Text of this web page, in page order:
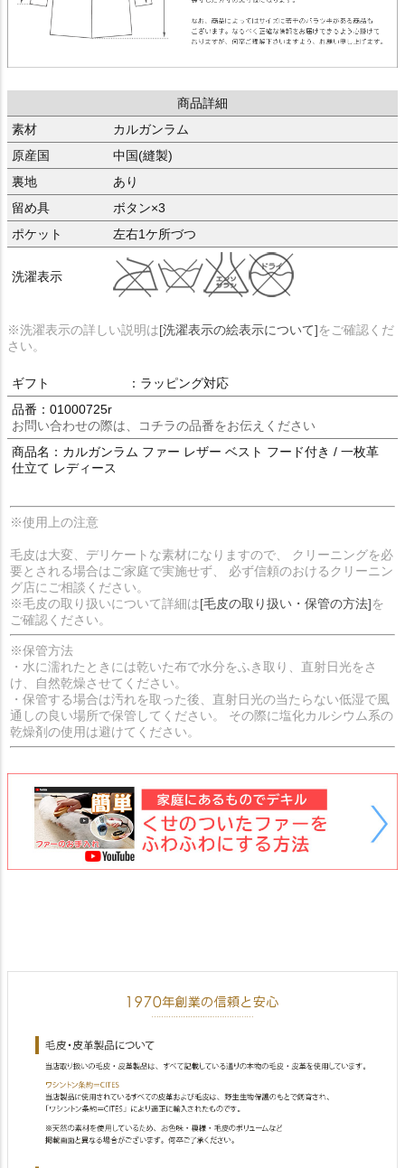
商品詳細
素材
カルガンラム
原産国
中国(縫製)
裏地
あり
留め具
ボタン×3
ポケット
左右1ケ所づつ
洗濯表示
※洗濯表示の詳しい説明は[洗濯表示の絵表示について]をご確認くだ
さい。
ギフト
：ラッピング対応
品番：01000725r
お問い合わせの際は、コチラの品番をお伝えください
商品名：カルガンラム ファー レザー ベスト フード付き / 一枚革
仕立て レディース
※使用上の注意
毛皮は大変、デリケートな素材になりますので、 クリーニングを必
要とされる場合はご家庭で実施せず、 必ず信頼のおけるクリーニン
グ店にご相談ください。
※毛皮の取り扱いについて詳細は[毛皮の取り扱い・保管の方法]を
ご確認ください。
※保管方法
・水に濡れたときには乾いた布で水分をふき取り、直射日光をさ
け、自然乾燥させてください。
・保管する場合は汚れを取った後、直射日光の当たらない低湿で風
通しの良い場所で保管してください。 その際に塩化カルシウム系の
乾燥剤の使用は避けてください。